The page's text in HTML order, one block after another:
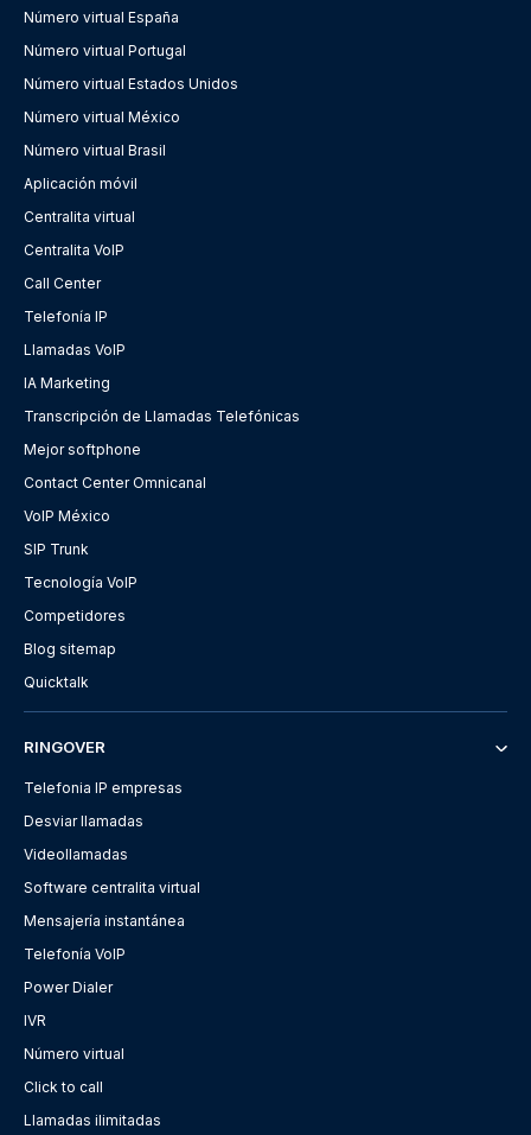
Número virtual España
Número virtual Portugal
Número virtual Estados Unidos
Número virtual México
Número virtual Brasil
Aplicación móvil
Centralita virtual
Centralita VoIP
Call Center
Telefonía IP
Llamadas VoIP
IA Marketing
Transcripción de Llamadas Telefónicas
Mejor softphone
Contact Center Omnicanal
VoIP México
SIP Trunk
Tecnología VoIP
Competidores
Blog sitemap
Quicktalk
RINGOVER
Telefonia IP empresas
Desviar llamadas
Videollamadas
Software centralita virtual
Mensajería instantánea
Telefonía VoIP
Power Dialer
IVR
Número virtual
Click to call
Llamadas ilimitadas